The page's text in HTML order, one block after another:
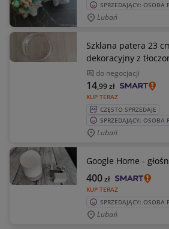
SPRZEDAJĄCY: OSOBA
Lubań
Szklana patera 23
dekoracyjny z
do negocjacji
KUP TERAZ
14,99zł
CZĘSTO SPRZEDAJE
SPRZEDAJĄCY: OSOBA
Lubań
Google Home -
KUP TERAZ
400zł
SPRZEDAJĄCY: OSOBA
Lubań